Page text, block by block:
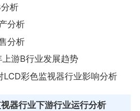
析
分析
分析
游B行业发展趋势
LCD彩色监视器行业影响分析
器行业下游行业运行分析